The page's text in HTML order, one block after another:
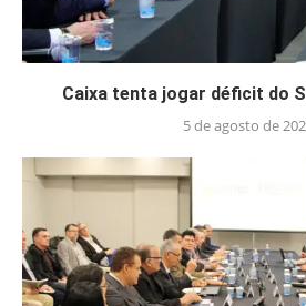
Caixa tenta jogar déficit do
5 de agosto de